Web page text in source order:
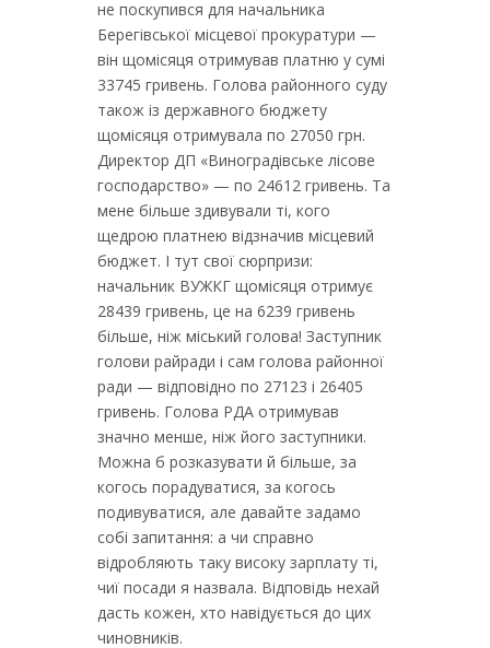
не поскупився для начальника
Берегівської місцевої прокуратури —
він щомісяця отримував платню у сумі
33745 гривень. Голова районного суду
також із державного бюджету
щомісяця отримувала по 27050 грн.
Директор ДП «Виноградівське лісове
господарство» — по 24612 гривень. Та
мене більше здивували ті, кого
щедрою платнею відзначив місцевий
бюджет. І тут свої сюрпризи:
начальник ВУЖКГ щомісяця отримує
28439 гривень, це на 6239 гривень
більше, ніж міський голова! Заступник
голови райради і сам голова районної
ради — відповідно по 27123 і 26405
гривень. Голова РДА отримував
значно менше, ніж його заступники.
Можна б розказувати й більше, за
когось порадуватися, за когось
подивуватися, але давайте задамо
собі запитання: а чи справно
відробляють таку високу зарплату ті,
чиї посади я назвала. Відповідь нехай
дасть кожен, хто навідується до цих
чиновників.